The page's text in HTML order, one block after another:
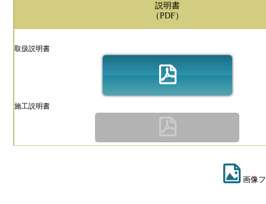
説明書
（PDF）
取扱説明書
施工説明書
画像